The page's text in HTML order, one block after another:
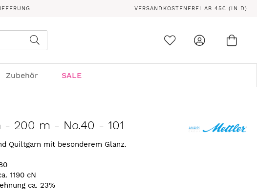
VERSANDKOSTENFREI AB 45€ (IN D)
Zubehör SALE
- 200 m - No.40 - 101
Quiltgarn mit besonderem Glanz.
1190 cN
ca. 23%